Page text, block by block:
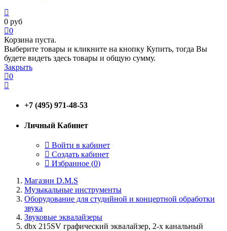
0 руб
0
Корзина пуста.
Выберите товары и кликните на кнопку Купить, тогда Вы
будете видеть здесь товары и общую сумму.
Закрыть
0
+7 (495) 971-48-53
Личный Кабинет
Войти в кабинет
Создать кабинет
Избранное (0)
Магазин D.M.S
Музыкальные инструменты
Оборудование для студийной и концертной обработки
звука
Звуковые эквалайзеры
dbx 215SV графический эквалайзер, 2-х канальный